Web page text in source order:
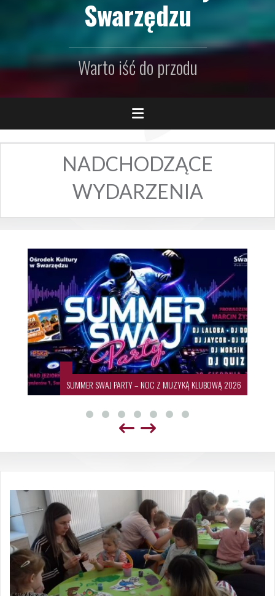
Swarzędzu
Warto iść do przodu
NADCHODZĄCE
WYDARZENIA
SUMMER SWAJ PARTY – NOC Z MUZYKĄ KLUBOWĄ 2026